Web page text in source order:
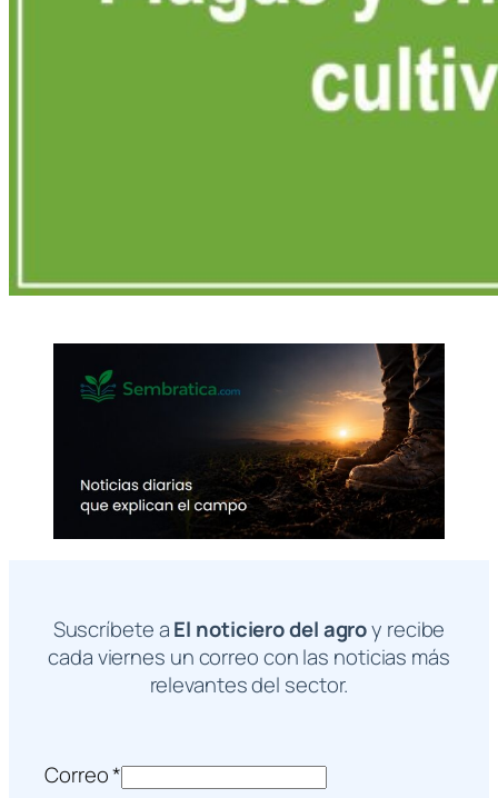
Suscríbete aEl noticiero del agroy recibe
cada viernes un correo con las noticias más
relevantes del sector.
Correo*